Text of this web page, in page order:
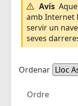
Avís
amb Internet
servir un
seves
Ordenar
Ordre